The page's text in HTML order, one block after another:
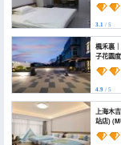
3.1 / 5
楓禾裏
子花園
4.9 / 5
上海木
站店) (MU JI DU JIA
HOTE)